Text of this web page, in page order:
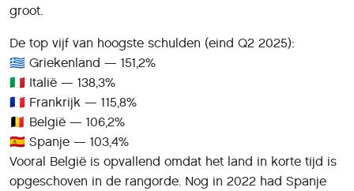
groot.
De top vijf van hoogste schulden (eind Q2 2025):
🇬🇷 Griekenland — 151,2%
🇮🇹 Italië — 138,3%
🇫🇷 Frankrijk — 115,8%
🇧🇪 België — 106,2%
🇪🇸 Spanje — 103,4%
Vooral België is opvallend omdat het land in korte tijd is
opgeschoven in de rangorde. Nog in 2022 had Spanje